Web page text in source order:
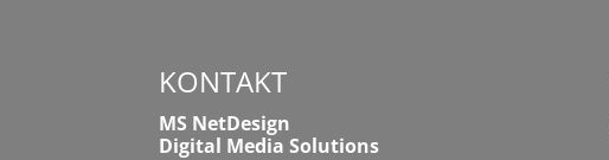
KONTAKT
MS NetDesign
Digital Media Solutions